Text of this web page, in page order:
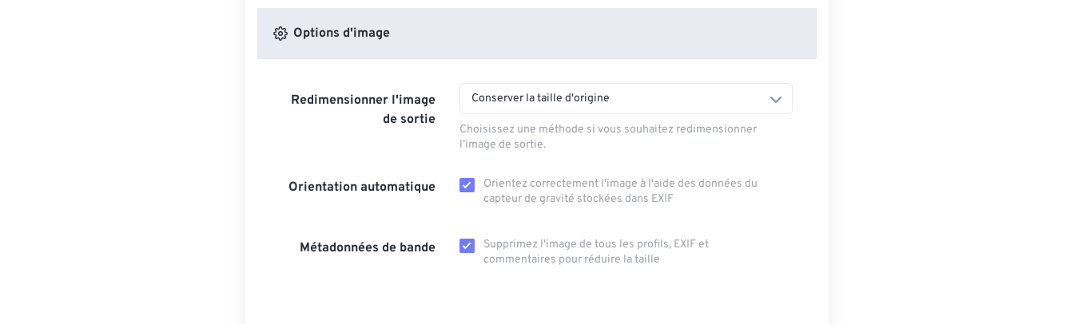
Options d'image
Redimensionner l'image
de sortie
Conserver la taille d'origine
Choisissez une méthode si vous souhaitez redimensionner
l’image de sortie.
Orientation automatique
Orientez correctement l'image à l'aide des données du
capteur de gravité stockées dans EXIF
Métadonnées de bande
Supprimez l'image de tous les profils, EXIF ​​et
commentaires pour réduire la taille